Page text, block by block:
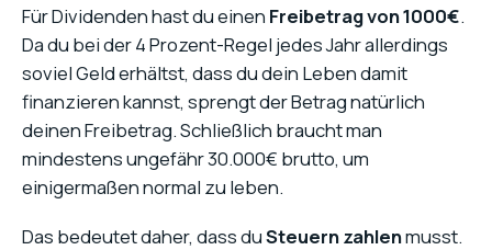
Für Dividenden hast du einen Freibetrag von 1000€.
Da du bei der 4 Prozent-Regel jedes Jahr allerdings
soviel Geld erhältst, dass du dein Leben damit
finanzieren kannst, sprengt der Betrag natürlich
deinen Freibetrag. Schließlich braucht man
mindestens ungefähr 30.000€ brutto, um
einigermaßen normal zu leben.
Das bedeutet daher, dass duSteuern zahlenmusst.